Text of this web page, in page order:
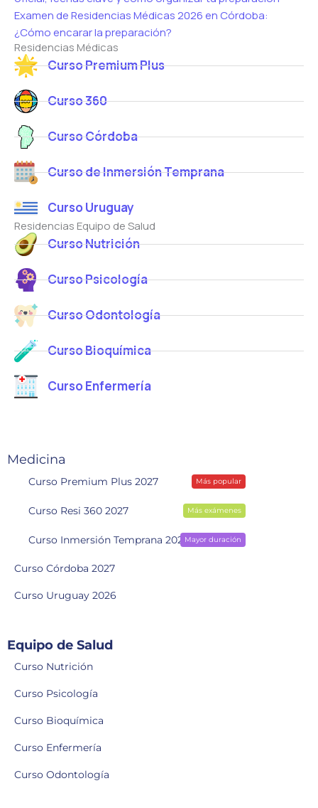
Examen de Residencias Médicas 2026 en Córdoba:
¿Cómo encarar la preparación?
Residencias Médicas
Curso Premium Plus
Curso 360
Curso Córdoba
Curso de Inmersión Temprana
Curso Uruguay
Residencias Equipo de Salud
Curso Nutrición
Curso Psicología
Curso Odontología
Curso Bioquímica
Curso Enfermería
Medicina
Curso Premium Plus 2027 Más popular
Curso Resi 360 2027 Más exámenes
Curso Inmersión Temprana 2028Mayor duración
Curso Córdoba 2027
Curso Uruguay 2026
Equipo de Salud
Curso Nutrición
Curso Psicología
Curso Bioquímica
Curso Enfermería
Curso Odontología